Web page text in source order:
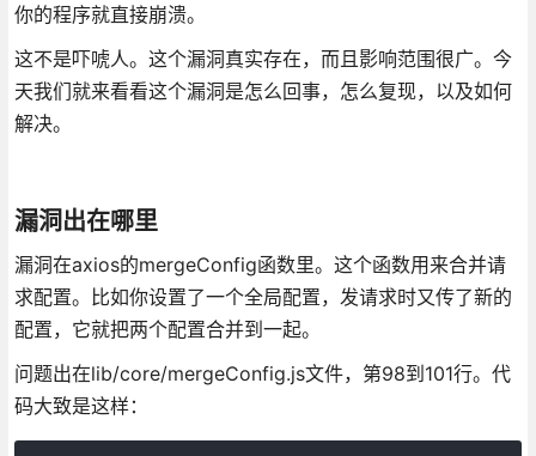
你的程序就直接崩溃。
这不是吓唬人。这个漏洞真实存在，而且影响范围很广。今
天我们就来看看这个漏洞是怎么回事，怎么复现，以及如何
解决。
漏洞出在哪里
漏洞在axios的mergeConfig函数里。这个函数用来合并请
求配置。比如你设置了一个全局配置，发请求时又传了新的
配置，它就把两个配置合并到一起。
问题出在lib/core/mergeConfig.js文件，第98到101行。代
码大致是这样：